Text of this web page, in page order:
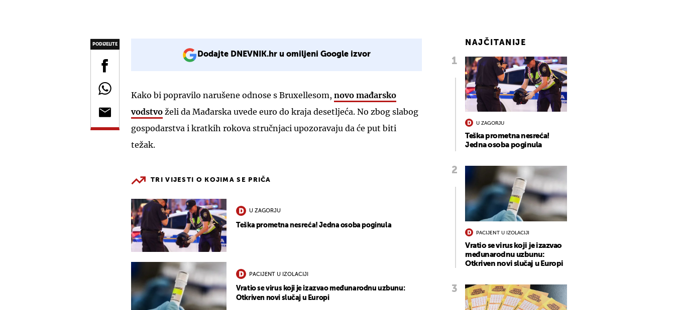
PODIJELITE
Dodajte DNEVNIK.hr u omiljeni Google izvor
Kako bi popravilo narušene odnose s Bruxellesom, novo mađarsko
vodstvo želi da Mađarska uvede euro do kraja desetljeća. No zbog slabog
gospodarstva i kratkih rokova stručnjaci upozoravaju da će put biti
težak.
TRI VIJESTI O KOJIMA SE PRIČA
U ZAGORJU
Teška prometna nesreća! Jedna osoba poginula
PACIJENT U IZOLACIJI
Vratio se virus koji je izazvao međunarodnu uzbunu:
Otkriven novi slučaj u Europi
NAJČITANIJE
U ZAGORJU
Teška prometna nesreća!
Jedna osoba poginula
PACIJENT U IZOLACIJI
Vratio se virus koji je izazvao
međunarodnu uzbunu:
Otkriven novi slučaj u Europi